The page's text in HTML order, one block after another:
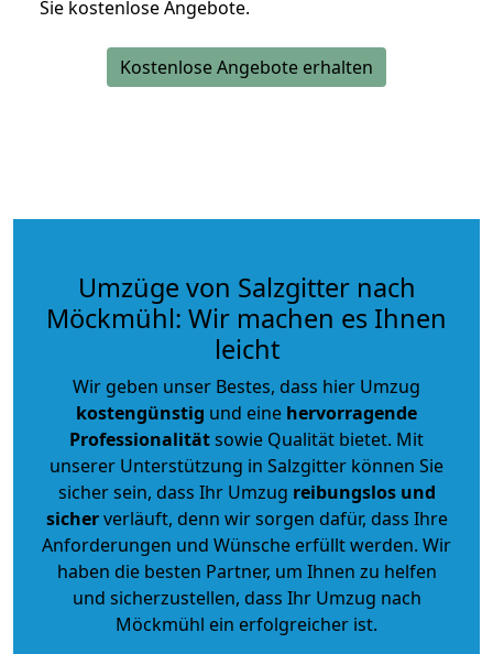
Sie kostenlose Angebote.
Kostenlose Angebote erhalten
Umzüge von Salzgitter nach
Möckmühl: Wir machen es Ihnen
leicht
Wir geben unser Bestes, dass hier Umzug
kostengünstig und eine hervorragende
Professionalitätsowie Qualität bietet. Mit
unserer Unterstützung in Salzgitter können Sie
sicher sein, dass Ihr Umzug reibungslos und
sicherverläuft, denn wir sorgen dafür, dass Ihre
Anforderungen und Wünsche erfüllt werden. Wir
haben die besten Partner, um Ihnen zu helfen
und sicherzustellen, dass Ihr Umzug nach
Möckmühl ein erfolgreicher ist.